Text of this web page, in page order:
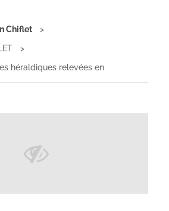
Chiflet
héraldiques relevées en